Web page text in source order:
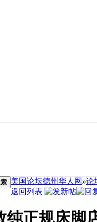
美国论坛德州华人网 »论
返回列表
纯正规床脚